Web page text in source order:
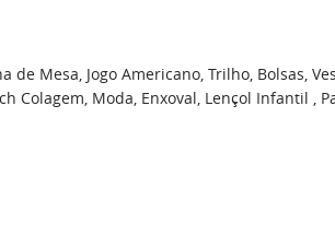
de Mesa, Jogo Americano, Trilho, Bolsas,
Colagem, Moda, Enxoval, Lençol Infantil ,